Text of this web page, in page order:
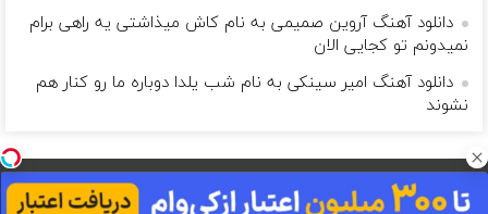
دانلود آهنگ آروین صمیمی به نام کاش میذاشتی یه راهی برام
نمیدونم تو کجایی الان
دانلود آهنگ امیر سینکی به نام شب یلدا دوباره ما رو کنار هم
نشوند
بگذار زندگی مانند موسیقی باشد و مرگ یک نت ناگفته...